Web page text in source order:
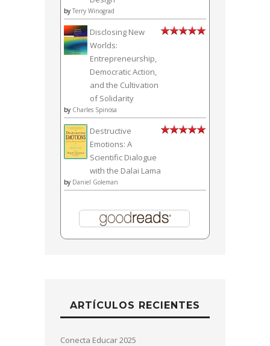
by Terry Winograd
Disclosing New
Worlds:
Entrepreneurship,
Democratic Action,
and the Cultivation
of Solidarity
by Charles Spinosa
Destructive
Emotions: A
Scientific Dialogue
with the Dalai Lama
by Daniel Goleman
ARTÍCULOS RECIENTES
Conecta Educar 2025